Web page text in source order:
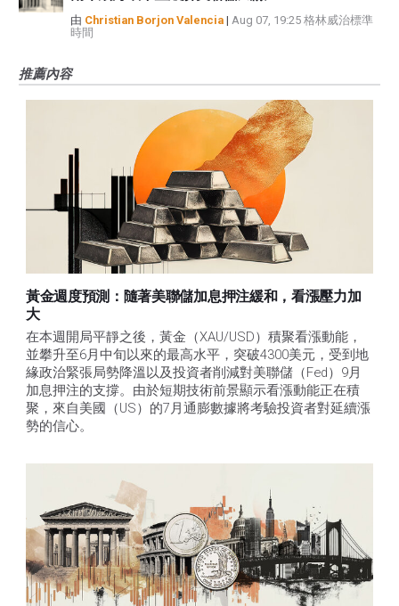
由 Christian Borjon Valencia | Aug 07, 19:25 格林威治標準
時間
推薦內容
黃金週度預測：隨著美聯儲加息押注緩和，看漲壓力加
大
在本週開局平靜之後，黃金（XAU/USD）積聚看漲動能，
並攀升至6月中旬以來的最高水平，突破4300美元，受到地
緣政治緊張局勢降溫以及投資者削減對美聯儲（Fed）9月
加息押注的支撐。由於短期技術前景顯示看漲動能正在積
聚，來自美國（US）的7月通膨數據將考驗投資者對延續漲
勢的信心。